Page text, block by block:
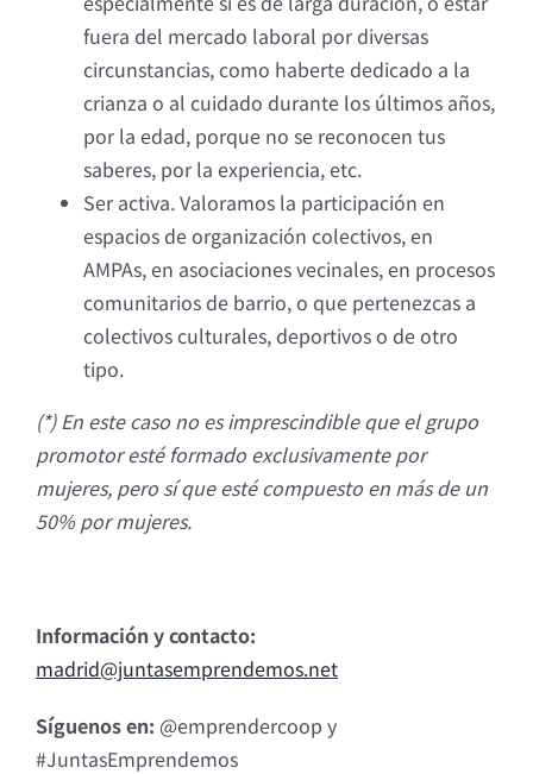
fuera del mercado laboral por diversas
circunstancias, como haberte dedicado a la
crianza o al cuidado durante los últimos años,
por la edad, porque no se reconocen tus
saberes, por la experiencia, etc.
Ser activa. Valoramos la participación en
espacios de organización colectivos, en
AMPAs, en asociaciones vecinales, en procesos
comunitarios de barrio, o que pertenezcas a
colectivos culturales, deportivos o de otro
tipo.
(*) En este caso no es imprescindible que el grupo
promotor esté formado exclusivamente por
mujeres, pero sí que esté compuesto en más de un
50% por mujeres.
Información y contacto:
madrid@juntasemprendemos.net
Síguenos en: @emprendercoop y
#JuntasEmprendemos